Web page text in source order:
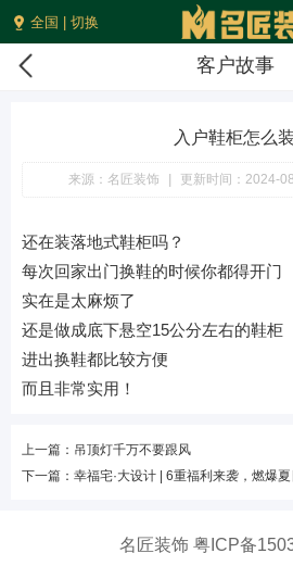
全国 | 切换
客户故事
入户鞋柜怎么
来源：名匠装饰 | 更新时间：2024-
还在装落地式鞋柜吗？
每次回家出门换鞋的时候你都得开门
实在是太麻烦了
还是做成底下悬空15公分左右的鞋柜
进出换鞋都比较方便
而且非常实用！
上一篇：吊顶灯千万不要跟风
下一篇：幸福宅·大设计 | 6重福利来袭，燃爆夏
名匠装饰 粤ICP备